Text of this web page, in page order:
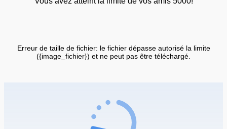
Erreur de taille de fichier: le fichier dépasse autorisé la limite
({image_fichier}) et ne peut pas être téléchargé.